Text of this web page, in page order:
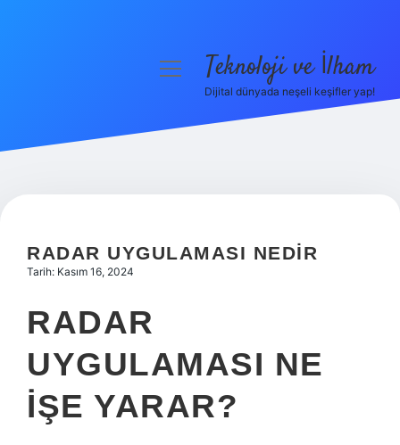
Hakkımızda
menüyüTeknoloji ve İlham
Dijital dünyada neşeli keşifler yap!
RADAR UYGULAMASI NEDIR
Tarih: Kasım 16, 2024
RADAR
UYGULAMASI NE
IŞE YARAR?